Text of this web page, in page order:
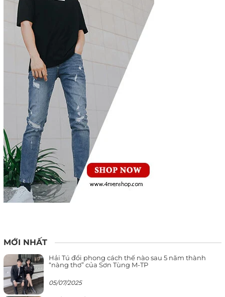
MỚI NHẤT
Hải Tú đổi phong cách thế nào sau 5 năm thành
“nàng thơ” của Sơn Tùng M-TP
05/07/2025